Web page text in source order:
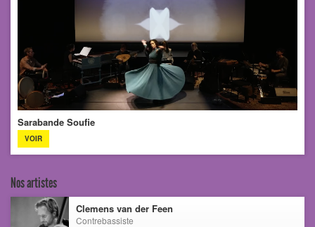
Sarabande Soufie
VOIR
Nos artistes
Clemens van der Feen
Contrebassiste